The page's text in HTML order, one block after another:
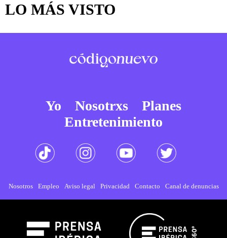
LO MÁS VISTO
Yo Nosotrxs
Planes
Entretenimiento
Nosotros Empleo Aviso legal Privacidad Contacto Canal de denuncias